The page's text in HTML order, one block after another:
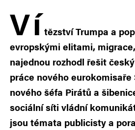
Ví tězství Trumpa a
evropskými elitami,
najednou rozhodl řešit
práce nového eurokomisaře
nového šéfa Pirátů a
sociální síti vládní
jsou témata publicisty a